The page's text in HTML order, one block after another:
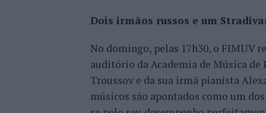
Dois irmãos russos e um
No domingo, pelas 17h30, o FIMUV
auditório da Academia de Música
Troussov e da sua irmã pianista
músicos são apontados como um